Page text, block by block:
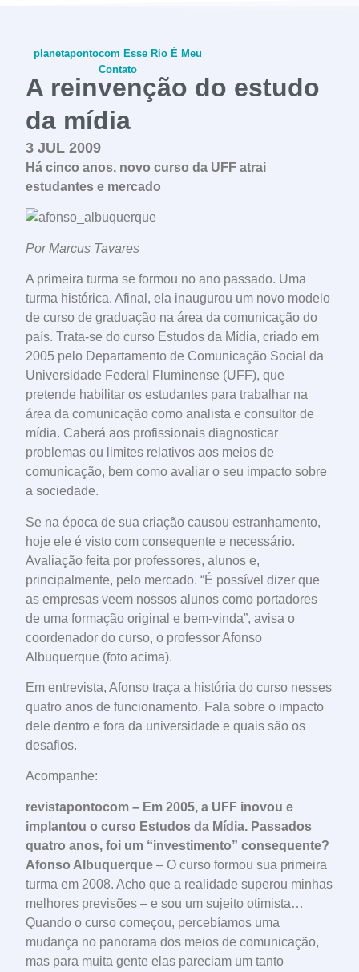
planetapontocom Esse Rio É Meu
Contato
A reinvenção do estudo
da mídia
3 JUL 2009
Há cinco anos, novo curso da UFF atrai
estudantes e mercado
Por Marcus Tavares
A primeira turma se formou no ano passado. Uma
turma histórica. Afinal, ela inaugurou um novo modelo
de curso de graduação na área da comunicação do
país. Trata-se do curso Estudos da Mídia, criado em
2005 pelo Departamento de Comunicação Social da
Universidade Federal Fluminense (UFF), que
pretende habilitar os estudantes para trabalhar na
área da comunicação como analista e consultor de
mídia. Caberá aos profissionais diagnosticar
problemas ou limites relativos aos meios de
comunicação, bem como avaliar o seu impacto sobre
a sociedade.
Se na época de sua criação causou estranhamento,
hoje ele é visto com consequente e necessário.
Avaliação feita por professores, alunos e,
principalmente, pelo mercado. “É possível dizer que
as empresas veem nossos alunos como portadores
de uma formação original e bem-vinda”, avisa o
coordenador do curso, o professor Afonso
Albuquerque (foto acima).
Em entrevista, Afonso traça a história do curso nesses
quatro anos de funcionamento. Fala sobre o impacto
dele dentro e fora da universidade e quais são os
desafios.
Acompanhe:
revistapontocom – Em 2005, a UFF inovou e
implantou o curso Estudos da Mídia. Passados
quatro anos, foi um “investimento” consequente?
Afonso Albuquerque – O curso formou sua primeira
turma em 2008. Acho que a realidade superou minhas
melhores previsões – e sou um sujeito otimista…
Quando o curso começou, percebíamos uma
mudança no panorama dos meios de comunicação,
mas para muita gente elas pareciam um tanto